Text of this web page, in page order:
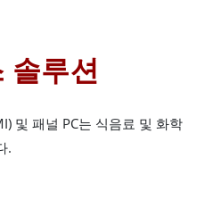
솔루션
및 패널 PC는 식음료 및 화학
.